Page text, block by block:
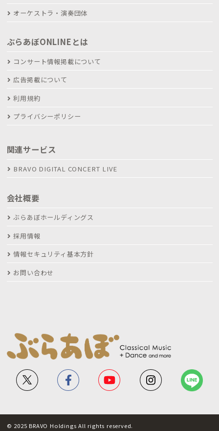
オーケストラ・演奏団体
ぶらあぼONLINEとは
コンサート情報掲載について
広告掲載について
利用規約
プライバシーポリシー
関連サービス
BRAVO DIGITAL CONCERT LIVE
会社概要
ぶらあぼホールディングス
採用情報
情報セキュリティ基本方針
お問い合わせ
© 2025 BRAVO Holdings All rights reserved.